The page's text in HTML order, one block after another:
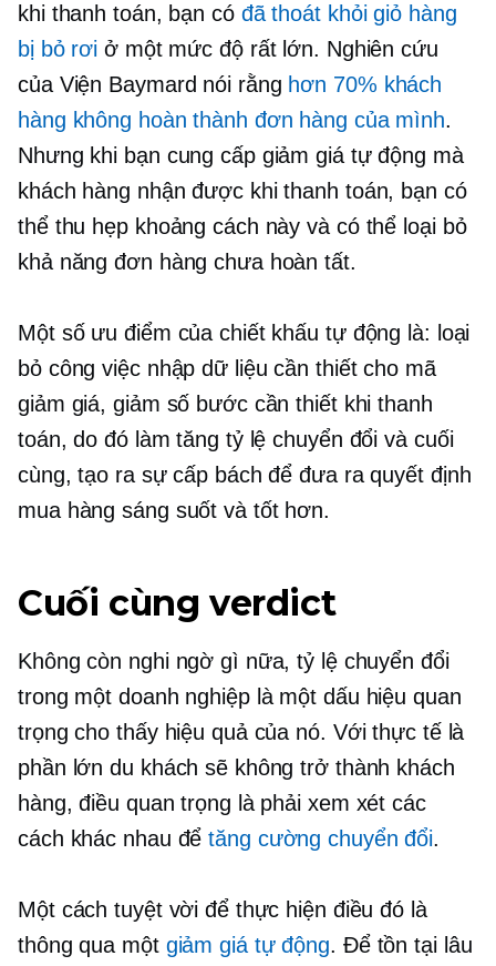
khi thanh toán, bạn có đã thoát khỏi giỏ hàng
bị bỏ rơi ở một mức độ rất lớn. Nghiên cứu
của Viện Baymard nói rằng hơn 70% khách
hàng không hoàn thành đơn hàng của mình.
Nhưng khi bạn cung cấp giảm giá tự động mà
khách hàng nhận được khi thanh toán, bạn có
thể thu hẹp khoảng cách này và có thể loại bỏ
khả năng đơn hàng chưa hoàn tất.
Một số ưu điểm của chiết khấu tự động là: loại
bỏ công việc nhập dữ liệu cần thiết cho mã
giảm giá, giảm số bước cần thiết khi thanh
toán, do đó làm tăng tỷ lệ chuyển đổi và cuối
cùng, tạo ra sự cấp bách để đưa ra quyết định
mua hàng sáng suốt và tốt hơn.
Cuối cùng verdict
Không còn nghi ngờ gì nữa, tỷ lệ chuyển đổi
trong một doanh nghiệp là một dấu hiệu quan
trọng cho thấy hiệu quả của nó. Với thực tế là
phần lớn du khách sẽ không trở thành khách
hàng, điều quan trọng là phải xem xét các
cách khác nhau đểtăng cường chuyển đổi.
Một cách tuyệt vời để thực hiện điều đó là
thông qua một giảm giá tự động. Để tồn tại lâu